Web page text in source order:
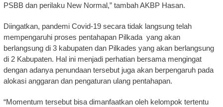
PSBB dan perilaku New Normal,” tambah AKBP Hasan.
Diingatkan, pandemi Covid-19 secara tidak langsung telah
mempengaruhi proses pentahapan Pilkada yang akan
berlangsung di 3 kabupaten dan Pilkades yang akan berlangsung
di 2 Kabupaten. Hal ini menjadi perhatian bersama mengingat
dengan adanya penundaan tersebut juga akan berpengaruh pada
alokasi anggaran dan pengaturan ulang pentahapan.
“Momentum tersebut bisa dimanfaatkan oleh kelompok tertentu